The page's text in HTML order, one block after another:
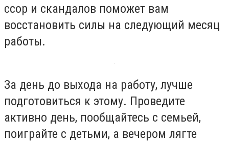
ссор и скандалов поможет вам
восстановить силы на следующий месяц
работы.
За день до выхода на работу, лучше
подготовиться к этому. Проведите
активно день, пообщайтесь с семьей,
поиграйте с детьми, а вечером лягте